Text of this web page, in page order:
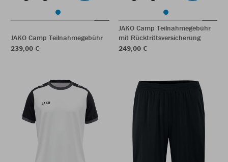
JAKO Camp Teilnahmegebühr
239,00 €
JAKO Camp Teilnahmegebühr
mit Rücktrittsversicherung
249,00 €